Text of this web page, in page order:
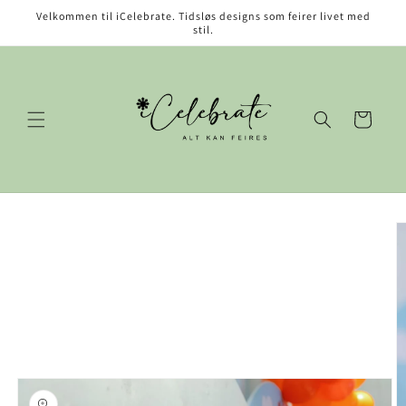
tilVelkommen til iCelebrate. Tidsløs designs som feirer livet med
stil.
Handlekurv